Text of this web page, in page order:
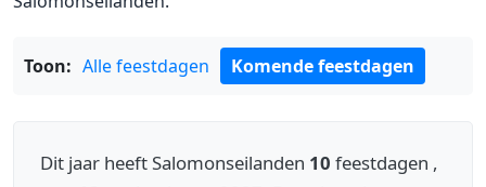
Toon: Alle feestdagen Komende feestdagen
Dit jaar heeft Salomonseilanden 10 feestdagen ,